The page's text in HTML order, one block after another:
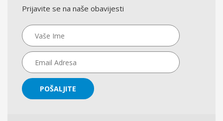
Prijavite se na naše obavijesti
POŠALJITE